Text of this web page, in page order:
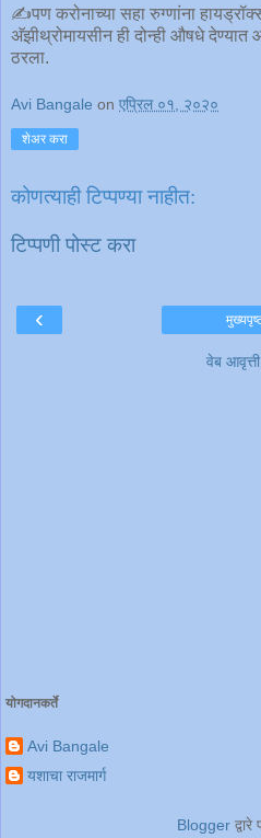
✍पण करोनाच्या सहा रुग्णांना
अ‍ॅझीथ्रोमायसीन ही दोन्ही औषधे
ठरला.
Avi Bangale on एप्रिल ०१, २०२०
शेअर करा
कोणत्याही टिप्पण्‍या नाहीत:
टिप्पणी पोस्ट करा
‹
वेब
योगदानकर्ते
Avi Bangale
यशाचा राजमार्ग
Bloggerद्वारे